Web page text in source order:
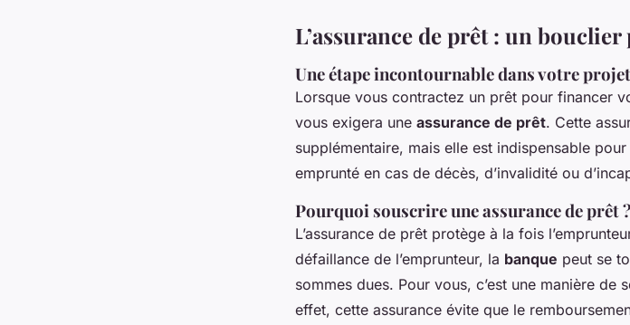
L’assurance de prêt : un
Une étape incontournable dans votre
Lorsque vous contractez un prêt pour financer
vous exigera une assurance de prêt. Cette
supplémentaire, mais elle est indispensable
emprunté en cas de décès, d’invalidité ou
Pourquoi souscrire une assurance de prêt ?
L’assurance de prêt protège à la fois
défaillance de l’emprunteur, la banque peut se
sommes dues. Pour vous, c’est une manière
effet, cette assurance évite que le